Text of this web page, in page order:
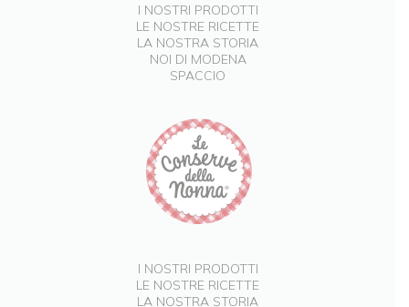
I NOSTRI PRODOTTI
LE NOSTRE RICETTE
LA NOSTRA STORIA
NOI DI MODENA
SPACCIO
I NOSTRI PRODOTTI
LE NOSTRE RICETTE
LA NOSTRA STORIA